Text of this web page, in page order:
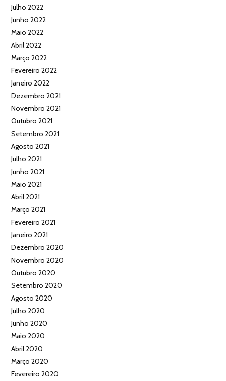
Julho 2022
Junho 2022
Maio 2022
Abril 2022
Março 2022
Fevereiro 2022
Janeiro 2022
Dezembro 2021
Novembro 2021
Outubro 2021
Setembro 2021
Agosto 2021
Julho 2021
Junho 2021
Maio 2021
Abril 2021
Março 2021
Fevereiro 2021
Janeiro 2021
Dezembro 2020
Novembro 2020
Outubro 2020
Setembro 2020
Agosto 2020
Julho 2020
Junho 2020
Maio 2020
Abril 2020
Março 2020
Fevereiro 2020